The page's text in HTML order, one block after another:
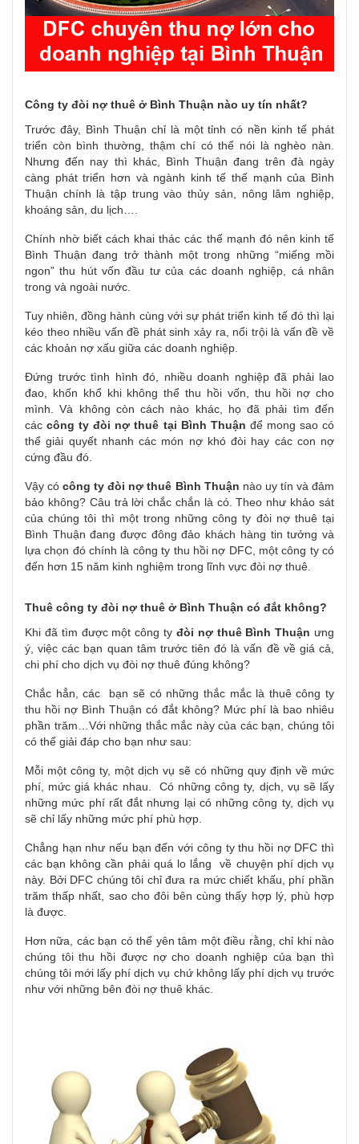
Công ty đòi nợ thuê ở Bình Thuận nào uy tín nhất?
Trước đây, Bình Thuận chỉ là một tỉnh có nền kinh tế phát
triển còn bình thường, thậm chí có thể nói là nghèo nàn.
Nhưng đến nay thì khác, Bình Thuận đang trên đà ngày
càng phát triển hơn và ngành kinh tế thế mạnh của Bình
Thuận chính là tập trung vào thủy sản, nông lâm nghiệp,
khoáng sản, du lịch….
Chính nhờ biết cách khai thác các thế mạnh đó nên kinh tế
Bình Thuận đang trở thành một trong những “miếng mồi
ngon” thu hút vốn đầu tư của các doanh nghiệp, cá nhân
trong và ngoài nước.
Tuy nhiên, đồng hành cùng với sự phát triển kinh tế đó thì lại
kéo theo nhiều vấn đề phát sinh xảy ra, nổi trội là vấn đề về
các khoản nợ xấu giữa các doanh nghiệp.
Đứng trước tình hình đó, nhiều doanh nghiệp đã phải lao
đao, khốn khổ khi không thể thu hồi vốn, thu hồi nợ cho
mình. Và không còn cách nào khác, họ đã phải tìm đến
cáccông ty đòi nợ thuê tại Bình Thuận để mong sao có
thể giải quyết nhanh các món nợ khó đòi hay các con nợ
cứng đầu đó.
Vậy cócông ty đòi nợ thuê Bình Thuận nào uy tín và đảm
bảo không? Câu trả lời chắc chắn là có. Theo như khảo sát
của chúng tôi thì một trong những công ty đòi nợ thuê tại
Bình Thuận đang được đông đảo khách hàng tin tưởng và
lựa chọn đó chính là công ty thu hồi nợ DFC, một công ty có
đến hơn 15 năm kinh nghiệm trong lĩnh vực đòi nợ thuê.
Thuê công ty đòi nợ thuê ở Bình Thuận có đắt không?
Khi đã tìm được một công ty đòi nợ thuê Bình Thuận ưng
ý, việc các bạn quan tâm trước tiên đó là vấn đề về giá cả,
chi phí cho dịch vụ đòi nợ thuê đúng không?
Chắc hẳn, các bạn sẽ có những thắc mắc là thuê công ty
thu hồi nợ Bình Thuận có đắt không? Mức phí là bao nhiêu
phần trăm…Với những thắc mắc này của các bạn, chúng tôi
có thể giải đáp cho bạn như sau:
Mỗi một công ty, một dịch vụ sẽ có những quy định về mức
phí, mức giá khác nhau. Có những công ty, dịch, vụ sẽ lấy
những mức phí rất đắt nhưng lại có những công ty, dịch vụ
sẽ chỉ lấy những mức phí phù hợp.
Chẳng hạn như nếu bạn đến với công ty thu hồi nợ DFC thì
các bạn không cần phải quá lo lắng về chuyện phí dịch vụ
này. Bởi DFC chúng tôi chỉ đưa ra mức chiết khấu, phí phần
trăm thấp nhất, sao cho đôi bên cùng thấy hợp lý, phù hợp
là được.
Hơn nữa, các bạn có thể yên tâm một điều rằng, chỉ khi nào
chúng tôi thu hồi được nợ cho doanh nghiệp của bạn thì
chúng tôi mới lấy phí dịch vụ chứ không lấy phí dịch vụ trước
như với những bên đòi nợ thuê khác.